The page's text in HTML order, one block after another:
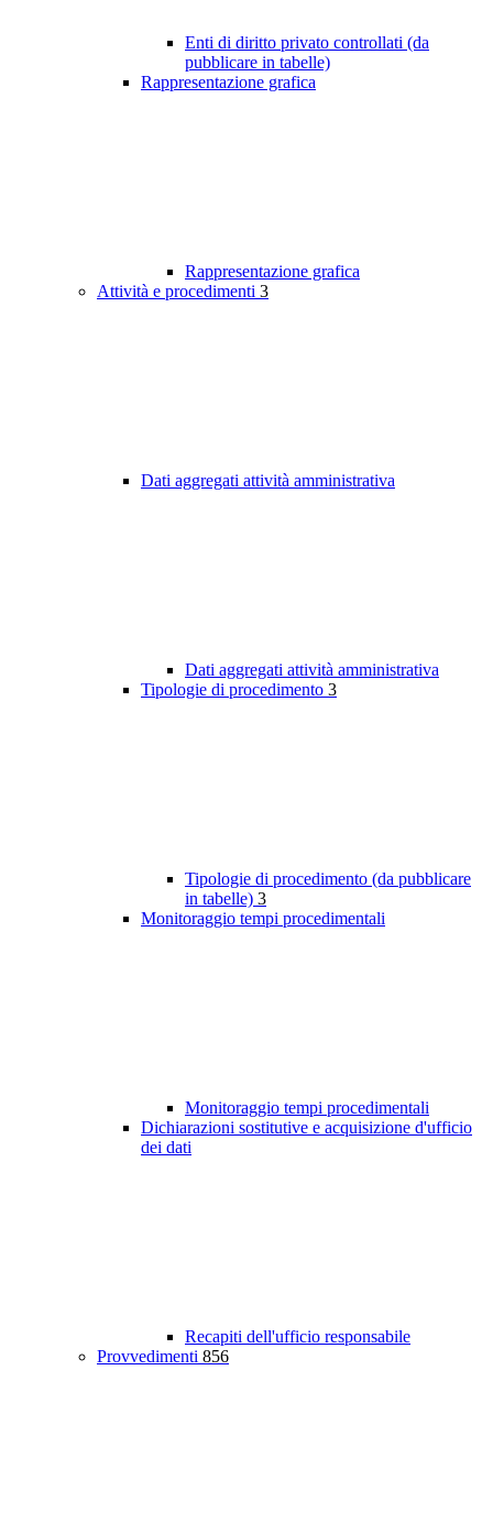
Enti di diritto privato controllati (da
pubblicare in tabelle)
Rappresentazione grafica
Rappresentazione grafica
Attività e procedimenti 3
Dati aggregati attività amministrativa
Dati aggregati attività amministrativa
Tipologie di procedimento 3
Tipologie di procedimento (da pubblicare
in tabelle) 3
Monitoraggio tempi procedimentali
Monitoraggio tempi procedimentali
Dichiarazioni sostitutive e acquisizione d'ufficio
dei dati
Recapiti dell'ufficio responsabile
Provvedimenti 856